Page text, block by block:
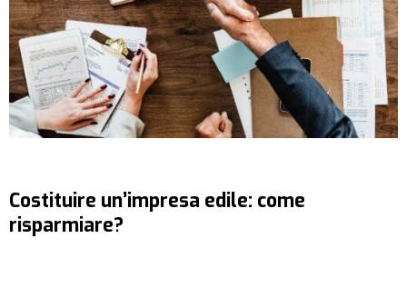
Costituire un’impresa edile: come
risparmiare?